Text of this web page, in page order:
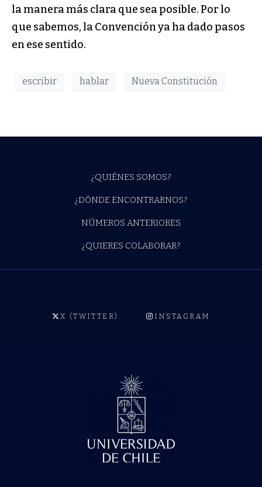
la manera más clara que sea posible. Por lo
que sabemos, la Convención ya ha dado pasos
en ese sentido.
escribir hablar Nueva Constitución
¿QUIÉNES SOMOS?
¿DÓNDE ENCONTRARNOS?
NÚMEROS ANTERIORES
¿QUIERES COLABORAR?
X (TWITTER) INSTAGRAM